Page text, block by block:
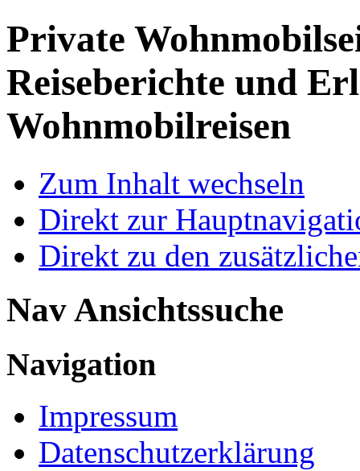
Private
Reiseberichte und
Wohnmobilreisen
Zum Inhalt wechseln
Direkt zur
Direkt zu den
Nav Ansichtssuche
Navigation
Impressum
Datenschutzerklärung